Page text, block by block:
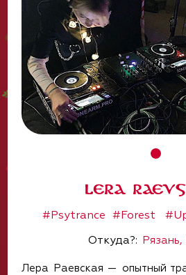
Lera
#Psytrance #Forest
Откуда?: Рязань,
Лера Раевская — опытный